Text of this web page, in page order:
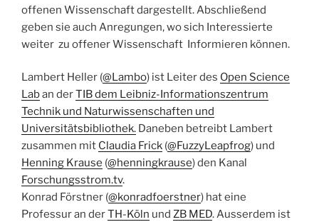
offenen Wissenschaft dargestellt. Abschließend
geben sie auch Anregungen, wo sich Interessierte
weiter zu offener Wissenschaft Informieren können.
Lambert Heller (@Lambo) ist Leiter des Open Science
Laban derTIB dem Leibniz-Informationszentrum
Technik und Naturwissenschaften und
Universitätsbibliothek. Daneben betreibt Lambert
zusammen mit Claudia Frick (@FuzzyLeapfrog) und
Henning Krause (@henningkrause) den Kanal
Forschungsstrom.tv.
Konrad Förstner (@konradfoerstner) hat eine
Professur an derTH-Köln und ZB MED. Ausserdem ist